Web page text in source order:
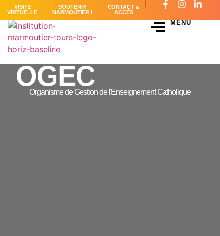
VISITE
VIRTUELLE
SOUTENIR
MARMOUTIER !
CONTACT &
ACCÈS
MENU
OGEC
Organisme de Gestion de l'Enseignement Catholique